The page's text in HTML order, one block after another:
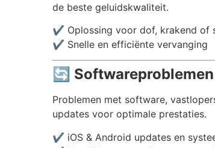
de beste geluidskwaliteit.
✔️ Oplossing voor dof, krakend of
✔️ Snelle en efficiënte vervanging
🔄
Problemen met software,
updates voor optimale prestaties.
✔️ iOS & Android updates en